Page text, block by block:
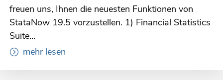
freuen uns, Ihnen die neuesten Funktionen von
StataNow 19.5 vorzustellen. 1) Financial Statistics
Suite...
mehr lesen